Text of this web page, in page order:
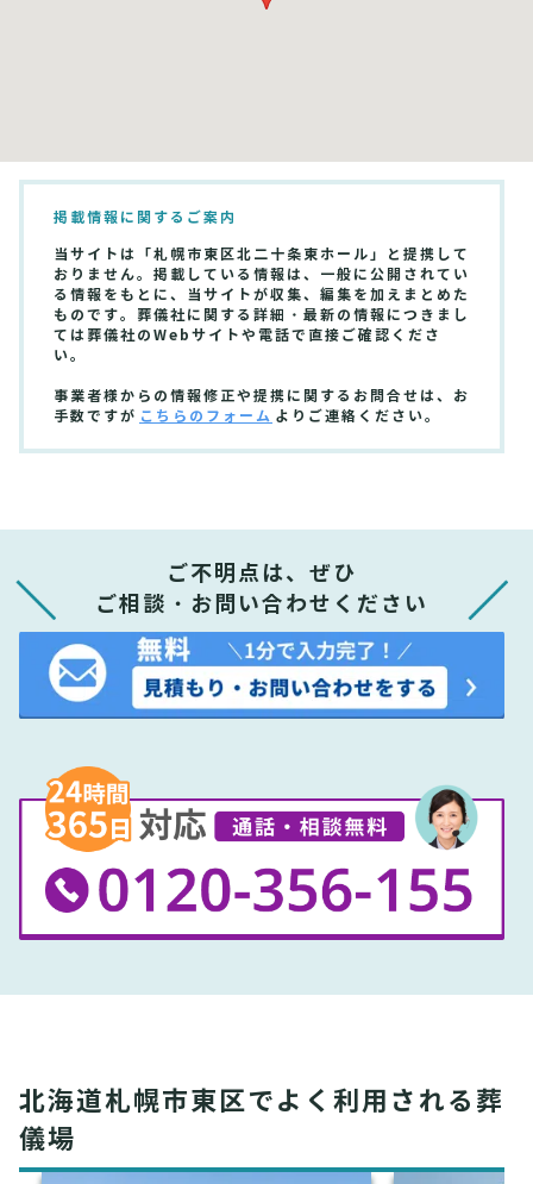
掲載情報に関するご案内
当サイトは「札幌市東区北二十条東ホール」と提携して
おりません。掲載している情報は、一般に公開されてい
る情報をもとに、当サイトが収集、編集を加えまとめた
ものです。葬儀社に関する詳細・最新の情報につきまし
ては葬儀社のWebサイトや電話で直接ご確認くださ
い。
事業者様からの情報修正や提携に関するお問合せは、お
手数ですが こちらのフォーム よりご連絡ください。
ご不明点は、ぜひ
ご相談・お問い合わせください
北海道札幌市東区でよく利用される葬
儀場